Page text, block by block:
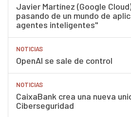
Javier Martínez (Google
pasando de un mundo de
agentes inteligentes"
NOTICIAS
OpenAI se sale de control
NOTICIAS
CaixaBank crea una nueva
Ciberseguridad